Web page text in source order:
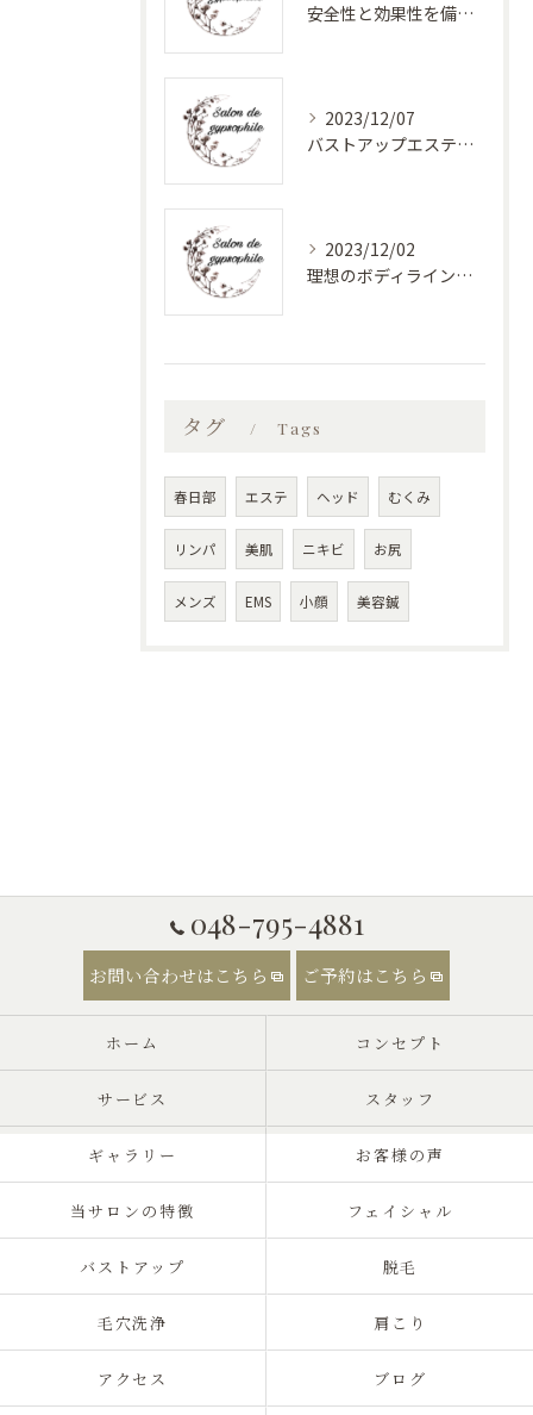
安全性と効果性を備えたバストアップエステ
2023/12/07
バストアップエステで美しく健康的なバストに！最新バストケアサロン特集
2023/12/02
理想のボディラインへ！安心のバストアップエステ
タグ Tags
春日部 エステ ヘッド むくみ
リンパ 美肌 ニキビ お尻
メンズ EMS 小顔 美容鍼
048-795-4881
お問い合わせはこちら ご予約はこちら
ホーム コンセプト
サービス スタッフ
ギャラリー お客様の声
当サロンの特徴 フェイシャル
バストアップ 脱毛
毛穴洗浄 肩こり
アクセス ブログ